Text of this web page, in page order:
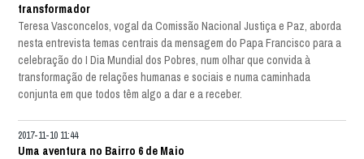
transformador
Teresa Vasconcelos, vogal da Comissão Nacional Justiça e Paz, aborda
nesta entrevista temas centrais da mensagem do Papa Francisco para a
celebração do I Dia Mundial dos Pobres, num olhar que convida à
transformação de relações humanas e sociais e numa caminhada
conjunta em que todos têm algo a dar e a receber.
2017-11-10 11:44
Uma aventura no Bairro 6 de Maio